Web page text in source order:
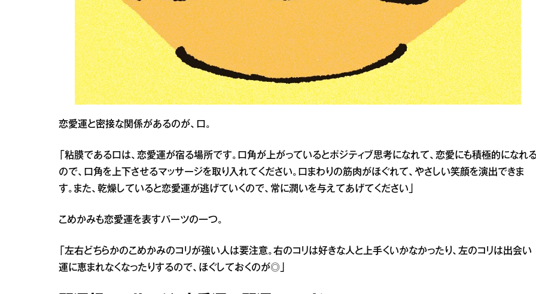
恋愛運と密接な関係があるのが、口。
「粘膜である口は、恋愛運が宿る場所です。口角が上がっているとポジティブ思考になれて、恋愛にも積極的になれ
ので、口角を上下させるマッサージを取り入れてください。口まわりの筋肉がほぐれて、やさしい笑顔を演出できま
す。また、乾燥していると恋愛運が逃げていくので、常に潤いを与えてあげてください」
こめかみも恋愛運を表すパーツの一つ。
「左右どちらかのこめかみのコリが強い人は要注意。右のコリは好きな人と上手くいかなかったり、左のコリは出会い
運に恵まれなくなったりするので、ほぐしておくのが◎」